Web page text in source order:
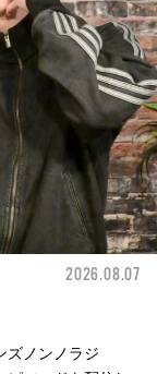
2026.08.07
ズノンノラジ